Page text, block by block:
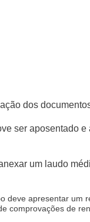
dos
ser aposentado
um laudo
deve apresentar um
comprovações de